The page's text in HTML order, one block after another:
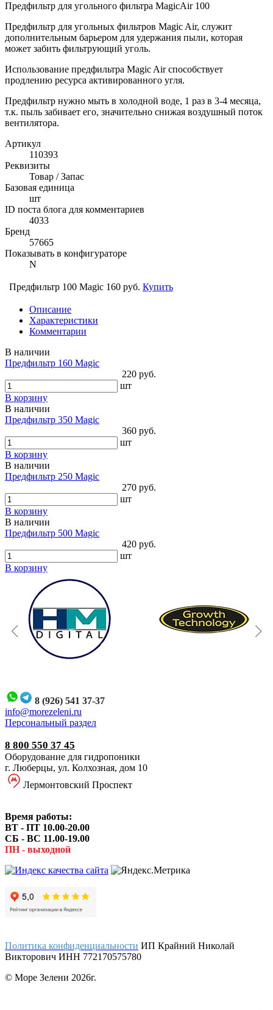
Предфильтр для угольного фильтра MagicAir 100
Предфильтр для угольных фильтров Magic Air, служит
дополнительным барьером для удержания пыли, которая
может забить фильтрующий уголь.
Использование предфильтра Magic Air способствует
продлению ресурса активированного угля.
Предфильтр нужно мыть в холодной воде, 1 раз в 3-4 месяца,
т.к. пыль забивает его, значительно снижая воздушный поток
вентилятора.
Артикул
110393
Реквизиты
Товар / Запас
Базовая единица
шт
ID поста блога для комментариев
4033
Бренд
57665
Показывать в конфигураторе
N
Предфильтр 100 Magic 160 руб. Купить
Описание
Характеристики
Комментарии
В наличии
Предфильтр 160 Magic
220 руб.
шт
В корзину
В наличии
Предфильтр 350 Magic
360 руб.
шт
В корзину
В наличии
Предфильтр 250 Magic
270 руб.
шт
В корзину
В наличии
Предфильтр 500 Magic
420 руб.
шт
В корзину
8 (926) 541 37-37
info@morezeleni.ru
Персональный раздел
8 800 550 37 45
Оборудование для гидропоники
г. Люберцы, ул. Колхозная, дом 10
Лермонтовский Проспект
Время работы:
ВТ - ПТ 10.00-20.00
СБ - ВС 11.00-19.00
ПН - выходной
Политика конфиденциальности ИП Крайний Николай
Викторович ИНН 772170575780
© Море Зелени 2026г.